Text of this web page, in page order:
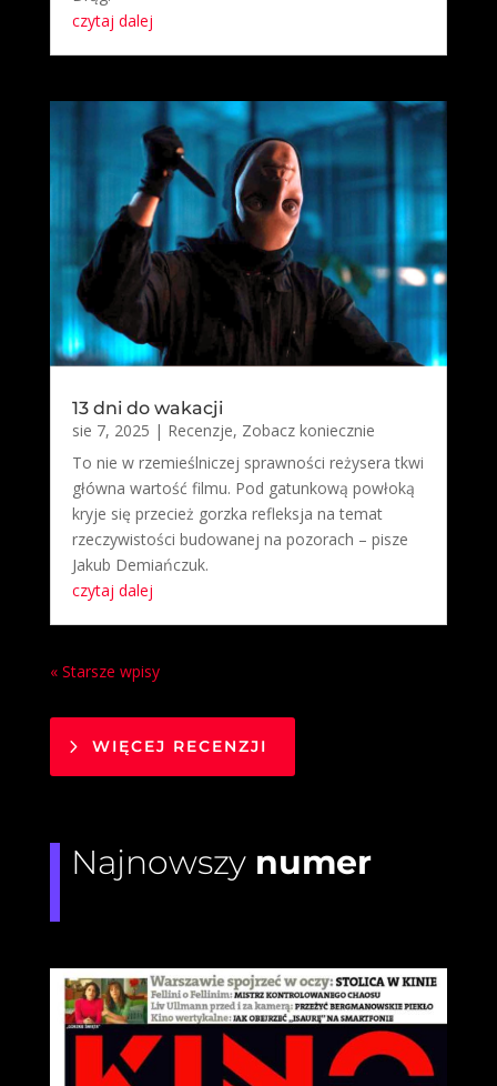
czytaj dalej
13 dni do wakacji
sie 7, 2025 | Recenzje, Zobacz koniecznie
To nie w rzemieślniczej sprawności reżysera tkwi
główna wartość filmu. Pod gatunkową powłoką
kryje się przecież gorzka refleksja na temat
rzeczywistości budowanej na pozorach – pisze
Jakub Demiańczuk.
czytaj dalej
« Starsze wpisy
WIĘCEJ RECENZJI
Najnowszynumer